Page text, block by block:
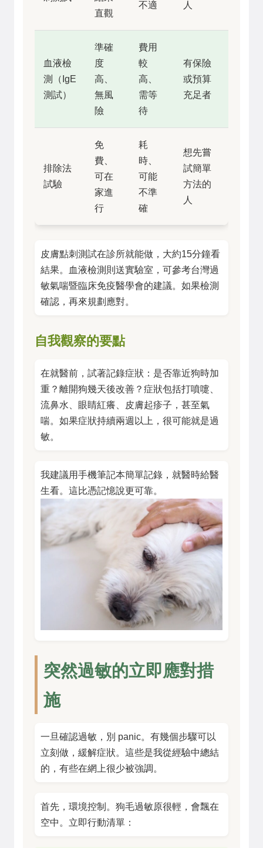
直觀
不適 人
血液檢
測（IgE
測試）
準確
度
高、
無風
險
費用
較
高、
需等
待
有保險
或預算
充足者
排除法
試驗
免
費、
可在
家進
行
耗
時、
可能
不準
確
想先嘗
試簡單
方法的
人
皮膚點刺測試在診所就能做，大約15分鐘看
結果。血液檢測則送實驗室，可參考台灣過
敏氣喘暨臨床免疫醫學會的建議。如果檢測
確認，再來規劃應對。
自我觀察的要點
在就醫前，試著記錄症狀：是否靠近狗時加
重？離開狗幾天後改善？症狀包括打噴嚏、
流鼻水、眼睛紅癢、皮膚起疹子，甚至氣
喘。如果症狀持續兩週以上，很可能就是過
敏。
我建議用手機筆記本簡單記錄，就醫時給醫
生看。這比憑記憶說更可靠。
突然過敏的立即應對措
施
一旦確認過敏，別 panic。有幾個步驟可以
立刻做，緩解症狀。這些是我從經驗中總結
的，有些在網上很少被強調。
首先，環境控制。狗毛過敏原很輕，會飄在
空中。立即行動清單：